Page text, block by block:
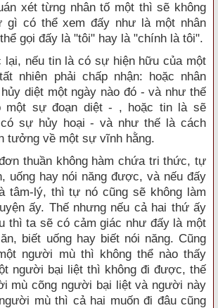
xét từng nhân tố một thì sẽ không
gì có thể xem đấy như là một nhân
gọi đấy là "tôi" hay là "chính là tôi".
tin là có sự hiện hữu của một
nhiên phải chấp nhận: hoặc nhân
diệt một ngày nào đó - và như thế
một sự đoạn diệt - , hoặc tin là sẽ
sự hủy hoại - và như thế là cách
tưởng về một sự vĩnh hằng.
không hàm chứa tri thức, tự
uống hay nói năng được, và nếu đấy
tâm-lý, thì tự nó cũng sẽ không làm
ấy. Thế nhưng nếu cả hai thứ ấy
thì ta sẽ có cảm giác như đấy là một
biết uống hay biết nói năng. Cũng
người mù thì không thể nào thấy
người bại liệt thì không đi được, thế
mù cõng người bại liệt và người này
mù thì cả hai muốn đi đâu cũng